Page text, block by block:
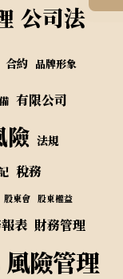
公司法
合約 品牌形象
有限公司
險 法規
稅務
股東會 股東權益
表 財務管理
風險管理